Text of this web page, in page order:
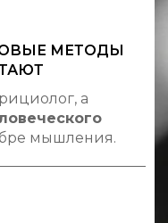
МЕТОДЫ
а
мышления.